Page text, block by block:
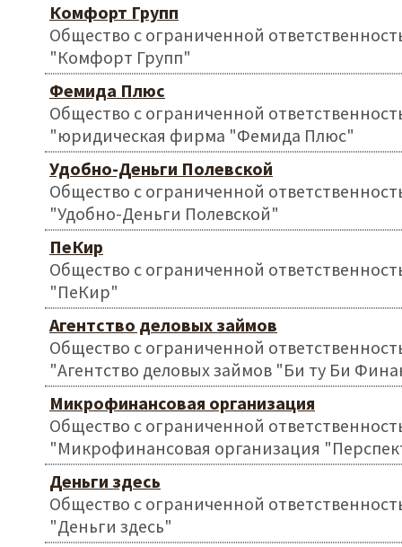
Комфорт Групп
Общество с ограниченной
"Комфорт Групп"
Фемида Плюс
Общество с ограниченной
"юридическая фирма "Фемида Плюс"
Удобно-Деньги Полевской
Общество с ограниченной
"Удобно-Деньги Полевской"
ПеКир
Общество с ограниченной
"ПеКир"
Агентство деловых займов
Общество с ограниченной
"Агентство деловых займов "Би ту Би
Микрофинансовая организация
Общество с ограниченной
"Микрофинансовая организация
Деньги здесь
Общество с ограниченной
"Деньги здесь"